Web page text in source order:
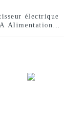
électrique
Alimentation à